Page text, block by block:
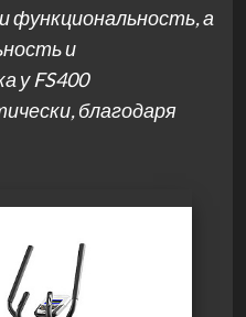
функциональность, а
и
у FS400
благодаря